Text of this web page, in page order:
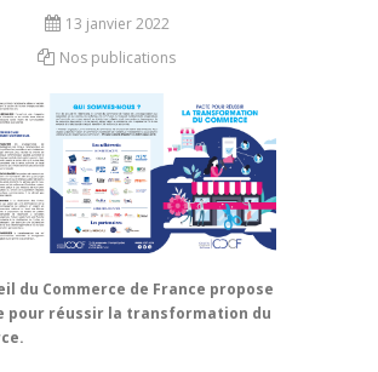
13 janvier 2022
Nos publications
du Commerce de France propose
pour réussir la transformation du